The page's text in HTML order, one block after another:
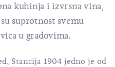
kuhinja i izvrsna vina,
suprotnost svemu
u gradovima.
Stancija 1904 jedno je od